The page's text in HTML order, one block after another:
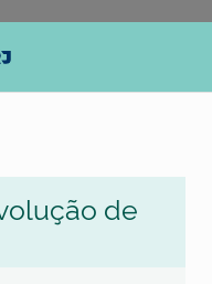
de